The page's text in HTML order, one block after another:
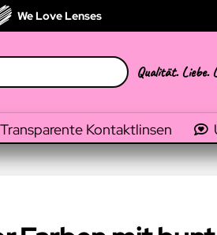
We Love Lenses
Qualität. Liebe.
Transparente Kontaktlinsen